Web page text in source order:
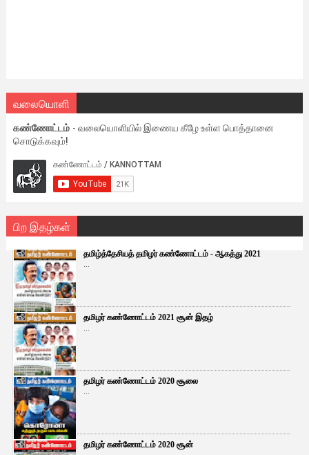
வலையொளி
கண்ணோட்டம் - வலையொளியில் இணைய கீழே உள்ள பொத்தானை
சொடுக்கவும்!
பிற இதழ்கள்
தமிழ்த்தேசியத் தமிழர் கண்ணோட்டம் - ஆகத்து 2021
...
தமிழர் கண்ணோட்டம் 2021 சூன் இதழ்
...
தமிழர் கண்ணோட்டம் 2020 சூலை
...
தமிழர் கண்ணோட்டம் 2020 சூன்